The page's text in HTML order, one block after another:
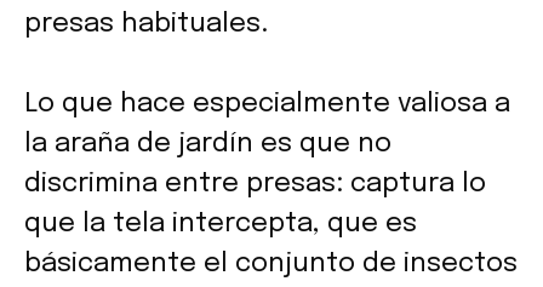
presas habituales.
Lo que hace especialmente valiosa a
la araña de jardín es que no
discrimina entre presas: captura lo
que la tela intercepta, que es
básicamente el conjunto de insectos